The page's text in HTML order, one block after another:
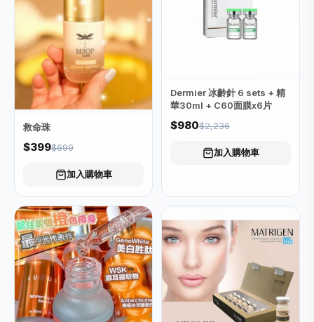
救命珠
$399$699
加入購物車
Dermier 冰齡針 6 sets + 精
華30ml + C60面膜x6片
$980$2,236
加入購物車